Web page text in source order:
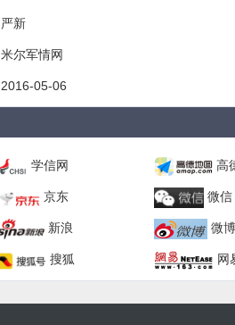
严新
米尔军情网
2016-05-06
学信网 高
京东 微信
新浪 微博
搜狐 网